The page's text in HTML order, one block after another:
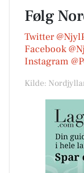
Følg
Twitter
Facebook
Instagram
Kilde: